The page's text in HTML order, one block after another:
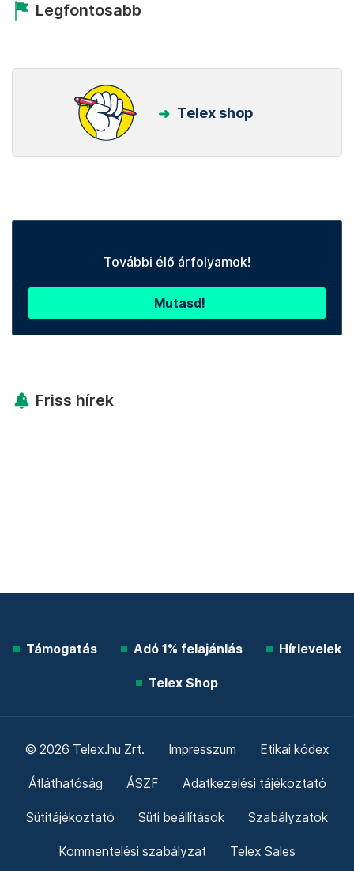
Legfontosabb
Telex shop
További élő árfolyamok!
Mutasd!
Friss hírek
Támogatás Adó 1% felajánlás Hírlevelek
Telex Shop
© 2026 Telex.hu Zrt. Impresszum Etikai kódex
Átláthatóság ÁSZF Adatkezelési tájékoztató
Sütitájékoztató Süti beállítások Szabályzatok
Kommentelési szabályzat Telex Sales